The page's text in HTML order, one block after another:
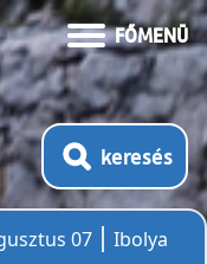
FŐMENÜ
keresés
07
Ibolya